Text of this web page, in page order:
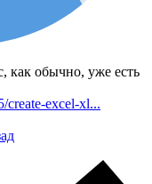
как обычно, уже есть
create-excel-xl...